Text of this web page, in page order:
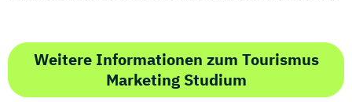
Weitere Informationen zum Tourismus
Marketing Studium